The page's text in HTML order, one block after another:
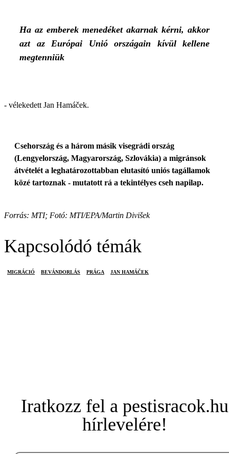
Ha az emberek menedéket akarnak kérni, akkor
azt az Európai Unió országain kívül kellene
megtenniük
- vélekedett Jan Hamáček.
Csehország és a három másik visegrádi ország
(Lengyelország, Magyarország, Szlovákia) a migránsok
átvételét a leghatározottabban elutasító uniós tagállamok
közé tartoznak - mutatott rá a tekintélyes cseh napilap.
Forrás: MTI; Fotó: MTI/EPA/Martin Divišek
Kapcsolódó témák
MIGRÁCIÓ BEVÁNDORLÁS PRÁGA JAN HAMÁČEK
Iratkozz fel a pestisracok.hu
hírlevelére!